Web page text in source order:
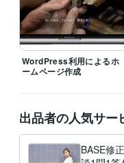
ビジネス・クリエイテ
WordPress:15年Google
Google スライド:10年
EC-CUBE:10年Shopify:5年
Google Analytics:10年
得意分野
Web制作・HP作成・EC構
ホームページ ネットショ
WordPress利用によるホ
ームページ作成
出品者の人気サー
BASE修